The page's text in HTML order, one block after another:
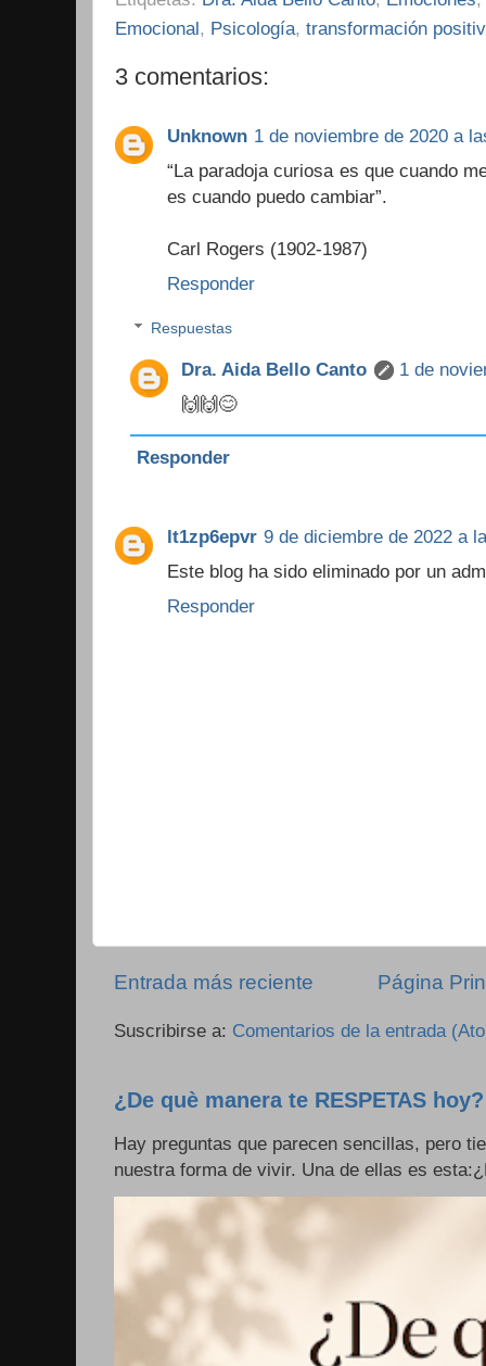
Emocional, Psicología, transformación
3 comentarios:
Unknown 1 de noviembre de 2020 a
“La paradoja curiosa es que cuando
es cuando puedo cambiar”.
Carl Rogers (1902-1987)
Responder
Respuestas
Dra. Aida Bello Canto
1 de
🙌🙌😊
Responder
lt1zp6epvr 9 de diciembre de 2022 a
Este blog ha sido eliminado por un
Responder
Entrada más reciente Página
Suscribirse a: Comentarios de la entrada
¿De què manera te RESPETAS hoy?
Hay preguntas que parecen sencillas, pero
nuestra forma de vivir. Una de ellas es